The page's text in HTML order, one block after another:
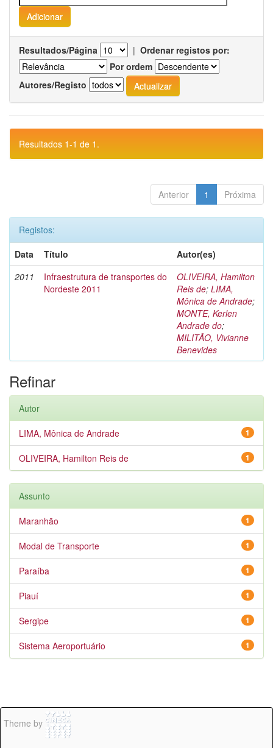
Resultados/Página | Ordenar registos por:
Por ordem
Autores/Registo
Resultados 1-1 de 1.
Anterior 1 Próxima
Registos:
Data
Título
Autor(es)
2011
Infraestrutura de transportes do
Nordeste 2011
OLIVEIRA, Hamilton
Reis de; LIMA,
Mônica de Andrade;
MONTE, Kerlen
Andrade do;
MILITÃO, Vivianne
Benevides
Refinar
Autor
1
LIMA, Mônica de Andrade
1
OLIVEIRA, Hamilton Reis de
Assunto
1
Maranhão
1
Modal de Transporte
1
Paraíba
1
Piauí
1
Sergipe
1
Sistema Aeroportuário
Theme by